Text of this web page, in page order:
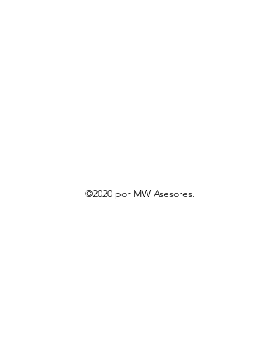
©2020 por MW Asesores.